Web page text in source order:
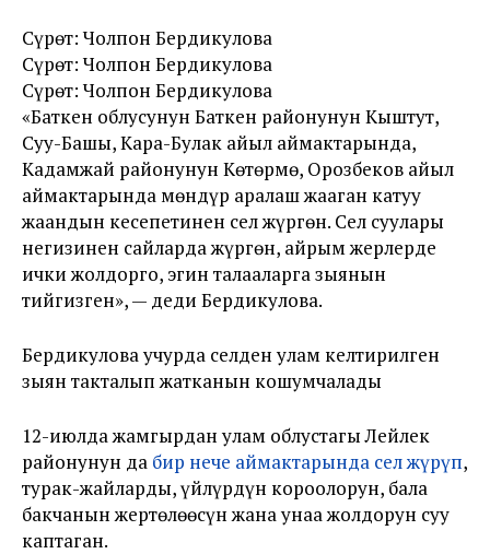
Сүрөт: Чолпон Бердикулова
Сүрөт: Чолпон Бердикулова
Сүрөт: Чолпон Бердикулова
«Баткен облусунун Баткен районунун Кыштут,
Суу-Башы, Кара-Булак айыл аймактарында,
Кадамжай районунун Көтөрмө, Орозбеков айыл
аймактарында мөндүр аралаш жааган катуу
жаандын кесепетинен сел жүргөн. Сел суулары
негизинен сайларда жүргөн, айрым жерлерде
ички жолдорго, эгин талааларга зыянын
тийгизген», — деди Бердикулова.
Бердикулова учурда селден улам келтирилген
зыян такталып жатканын кошумчалады
12-июлда жамгырдан улам облустагы Лейлек
районунун да бир нече аймактарында сел жүрүп,
турак-жайларды, үйлүрдүн короолорун, бала
бакчанын жертөлөөсүн жана унаа жолдорун суу
каптаган.